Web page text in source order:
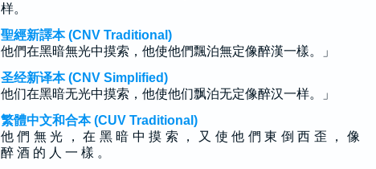
样。
聖經新譯本 (CNV Traditional)
他們在黑暗無光中摸索，他使他們飄泊無定像醉漢一樣。」
圣经新译本 (CNV Simplified)
他们在黑暗无光中摸索，他使他们飘泊无定像醉汉一样。」
繁體中文和合本 (CUV Traditional)
他 們 無 光 ， 在 黑 暗 中 摸 索 ， 又 使 他 們 東 倒 西 歪 ， 像
醉 酒 的 人 一 樣 。